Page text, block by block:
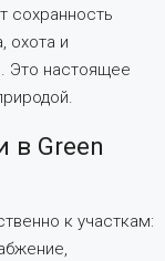
сохранность
охота и
Это настоящее
в Green
к участкам: